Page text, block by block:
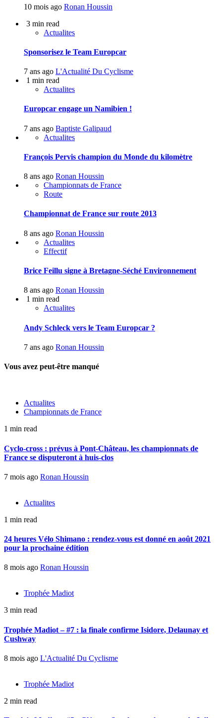
10 mois ago Ronan Houssin
3 min read
Actualites
Sponsorisez le Team Europcar
7 ans ago L'Actualité Du Cyclisme
1 min read
Actualites
Europcar engage un Namibien !
7 ans ago Baptiste Galipaud
Actualites
François Pervis champion du Monde du kilomètre
8 ans ago Ronan Houssin
Championnats de France
Route
Championnat de France sur route 2013
8 ans ago Ronan Houssin
Actualites
Effectif
Brice Feillu signe à Bretagne-Séché Environnement
8 ans ago Ronan Houssin
1 min read
Actualites
Andy Schleck vers le Team Europcar ?
7 ans ago Ronan Houssin
Vous avez peut-être manqué
Actualites
Championnats de France
1 min read
Cyclo-cross : prévus à Pont-Château, les championnats de
France se disputeront à huis-clos
7 mois ago Ronan Houssin
Actualites
1 min read
24 heures Vélo Shimano : rendez-vous est donné en août 2021
pour la prochaine édition
8 mois ago Ronan Houssin
Trophée Madiot
3 min read
Trophée Madiot – #7 : la finale confirme Isidore, Delaunay et
Cushway
8 mois ago L'Actualité Du Cyclisme
Trophée Madiot
2 min read